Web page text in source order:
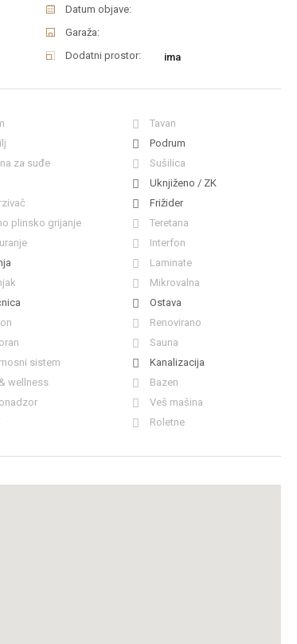
Datum objave:
Garaža:
Dodatni prostor: ima
Tavan
Podrum
za suđe
Sušilica
Uknjiženo / ZK
Frižider
plinsko grijanje
Teretana
Interfon
Laminate
Mikrovalna
Ostava
Renovirano
Sauna
sistem
Kanalizacija
wellness
Bazen
Veš mašina
Roletne